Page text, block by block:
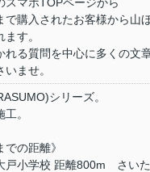
で購入されたお客様から山
す。
れる質問を中心に多くの文
ませ。
シリーズ。
。
での距離》
戸小学校 距離800m さい